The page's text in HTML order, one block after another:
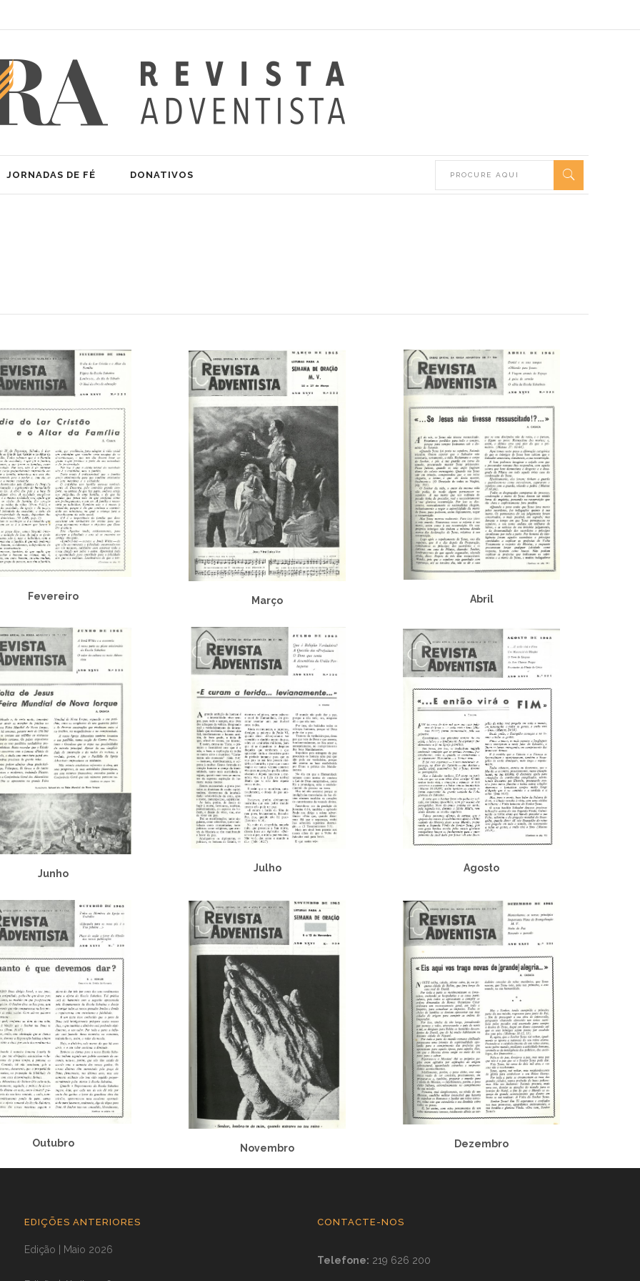
JORNADAS DE FÉ DONATIVOS
Fevereiro Março Abril
Junho Julho Agosto
Outubro Novembro Dezembro
EDIÇÕES ANTERIORES
Edição | Maio 2026
CONTACTE-NOS
Telefone: 219 626 200